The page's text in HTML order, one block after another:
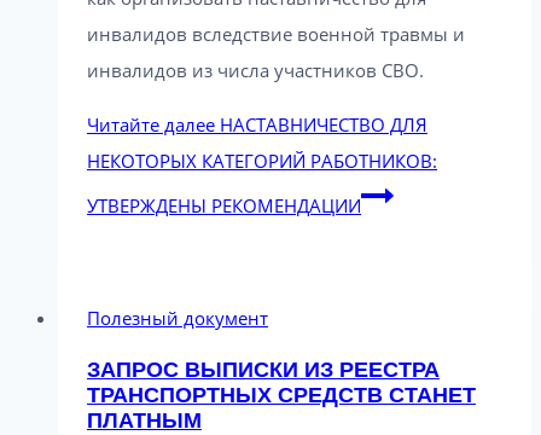
инвалидов вследствие военной травмы и
инвалидов из числа участников СВО.
Читайте далее НАСТАВНИЧЕСТВО ДЛЯ
НЕКОТОРЫХ КАТЕГОРИЙ РАБОТНИКОВ:
УТВЕРЖДЕНЫ РЕКОМЕНДАЦИИ
Полезный документ
ЗАПРОС ВЫПИСКИ ИЗ РЕЕСТРА
ТРАНСПОРТНЫХ СРЕДСТВ СТАНЕТ
ПЛАТНЫМ